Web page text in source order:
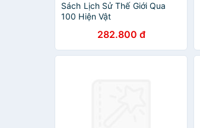
Sách Lịch Sử Thế Giới Qua
100 Hiện Vật
282.800 đ